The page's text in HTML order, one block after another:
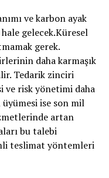
ve karbon ayak
gelecek.Küresel
gerek.
daha karmaşık
Tedarik zinciri
risk yönetimi daha
ise son mil
artan
bu talebi
teslimat yöntemleri